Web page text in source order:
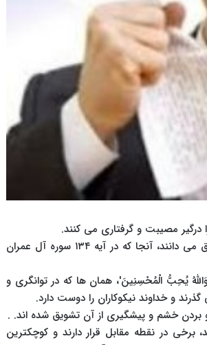
درگیر مصیبت و گرفتاری می کنند.
آموزه های اسلامی کنترل خشم و عصبانیت را ضروری و همردیف انفاق می دانند، آنجا که در آیه ۱۳۴ سوره آل عمران
یُحِبُّ الْمُحْسِنِینَ'، همان ها که در توانگری و
و خداوند نیکوکاران را دوست دارد.
برخی در نقطه مقابل قرار دارند و کوچکترین